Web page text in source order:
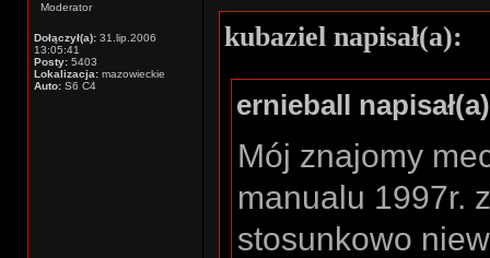
Moderator
Dołączył(a): 31.lip.2006
13:05:41
Posty: 5403
Lokalizacja: mazowieckie
Auto: S6 C4
kubaziel napisał(a):
ernieball
Mój znajomy
manualu 1997r.
stosunkowo